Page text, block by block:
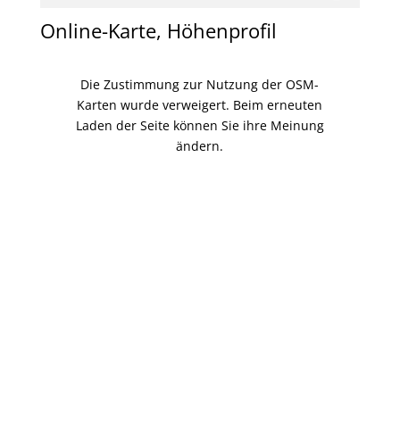
Online-Karte, Höhenprofil
Die Zustimmung zur Nutzung der OSM-
Karten wurde verweigert. Beim erneuten
Laden der Seite können Sie ihre Meinung
ändern.